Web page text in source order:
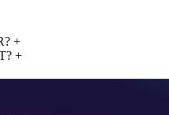
+
+